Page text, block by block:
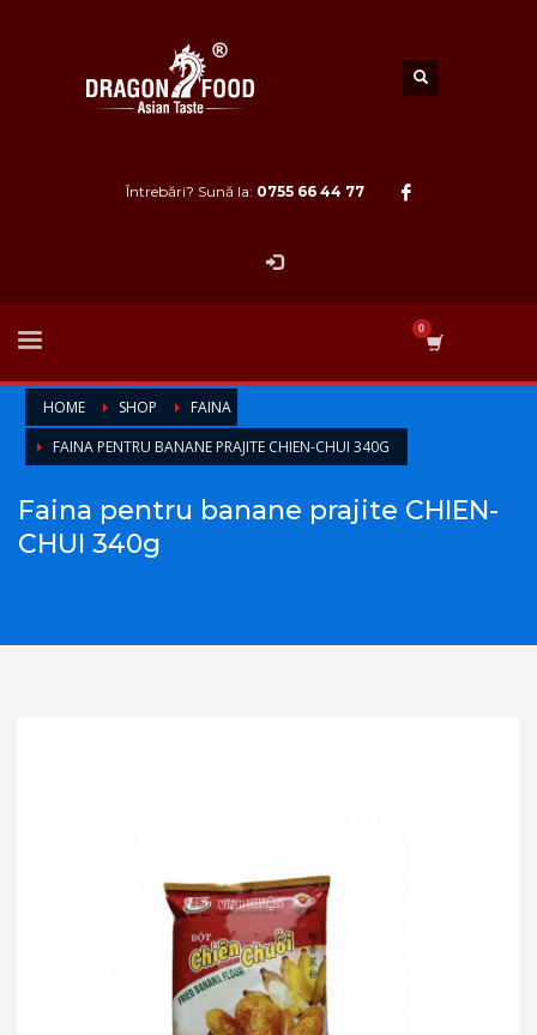
Întrebări? Sună la: 0755 66 44 77
HOME SHOP
FAINA
FAINA PENTRU BANANE PRAJITE CHIEN-CHUI 340G
Faina pentru banane prajite CHIEN-
CHUI 340g